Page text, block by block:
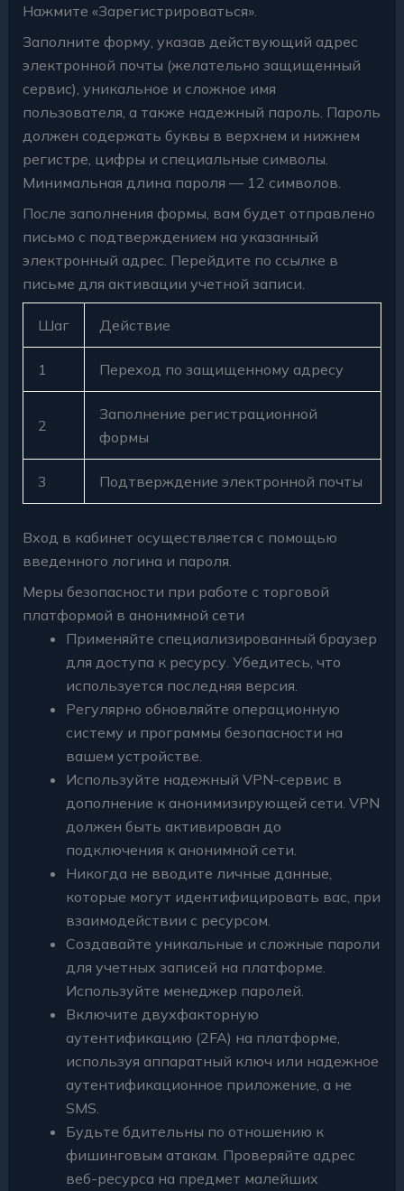
Нажмите «Зарегистрироваться».
Заполните форму, указав действующий адрес
электронной почты (желательно защищенный
сервис), уникальное и сложное имя
пользователя, а также надежный пароль. Пароль
должен содержать буквы в верхнем и нижнем
регистре, цифры и специальные символы.
Минимальная длина пароля — 12 символов.
После заполнения формы, вам будет отправлено
письмо с подтверждением на указанный
электронный адрес. Перейдите по ссылке в
письме для активации учетной записи.
Шаг Действие
1 Переход по защищенному адресу
2
Заполнение регистрационной
формы
3 Подтверждение электронной почты
Вход в кабинет осуществляется с помощью
введенного логина и пароля.
Меры безопасности при работе с торговой
платформой в анонимной сети
Применяйте специализированный браузер
для доступа к ресурсу. Убедитесь, что
используется последняя версия.
Регулярно обновляйте операционную
систему и программы безопасности на
вашем устройстве.
Используйте надежный VPN-сервис в
дополнение к анонимизирующей сети. VPN
должен быть активирован до
подключения к анонимной сети.
Никогда не вводите личные данные,
которые могут идентифицировать вас, при
взаимодействии с ресурсом.
Создавайте уникальные и сложные пароли
для учетных записей на платформе.
Используйте менеджер паролей.
Включите двухфакторную
аутентификацию (2FA) на платформе,
используя аппаратный ключ или надежное
аутентификационное приложение, а не
SMS.
Будьте бдительны по отношению к
фишинговым атакам. Проверяйте адрес
веб-ресурса на предмет малейших